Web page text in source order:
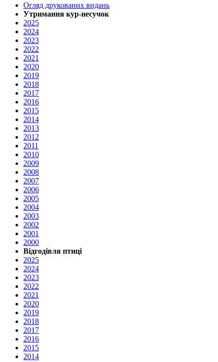
Огляд друкованих видань
Утримання кур-несучок
2025
2024
2023
2022
2021
2020
2019
2018
2017
2016
2015
2014
2013
2012
2011
2010
2009
2008
2007
2006
2005
2004
2003
2002
2001
2000
Відгодівля птиці
2025
2024
2023
2022
2021
2020
2019
2018
2017
2016
2015
2014